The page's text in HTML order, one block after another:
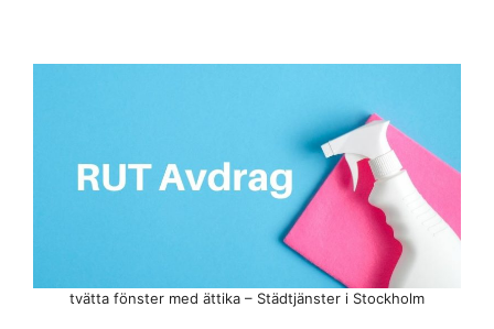
tvätta fönster med ättika – Städtjänster i Stockholm